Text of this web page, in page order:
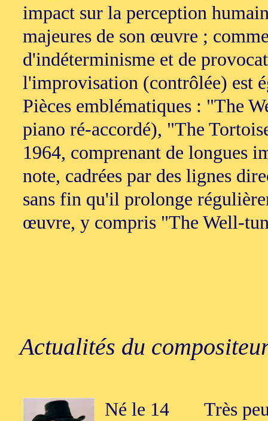
impact sur la perception
majeures de son œuvre ;
d'indéterminisme et de
l'improvisation (contrôlée) est
Pièces emblématiques : "The
piano ré-accordé), "The
1964, comprenant de longues
note, cadrées par des lignes
sans fin qu'il prolonge
œuvre, y compris "The Well-
Actualités du
Né le 14 Très